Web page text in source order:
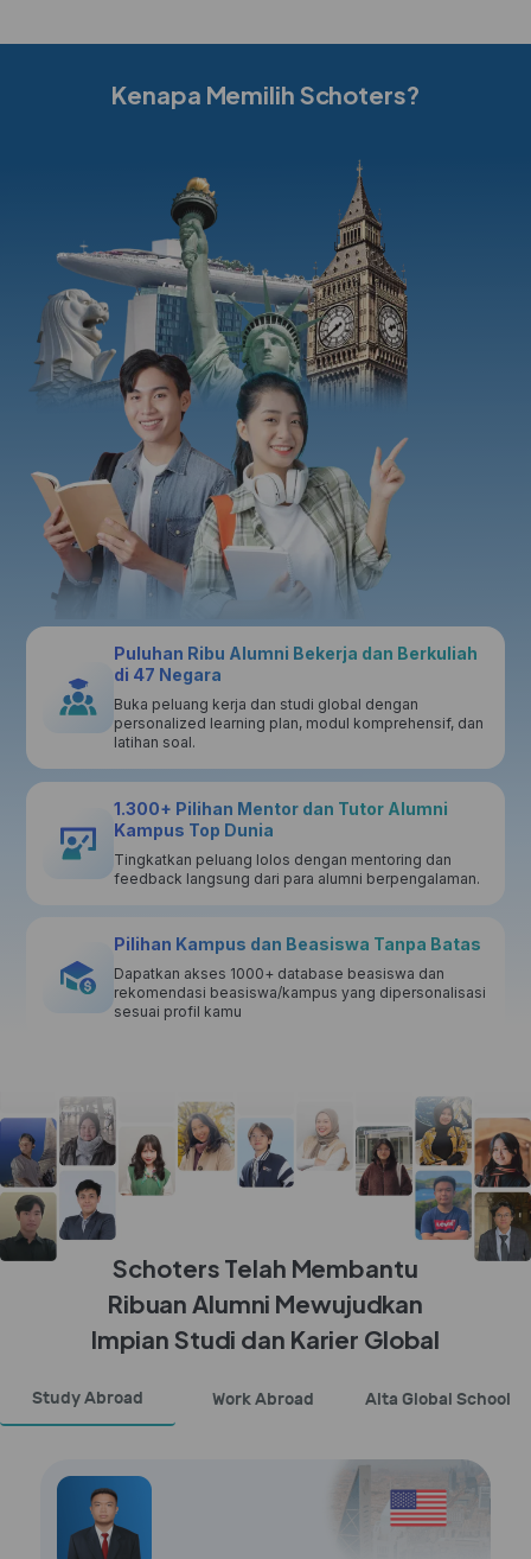
Kenapa Memilih Schoters?
Puluhan Ribu Alumni Bekerja dan Berkuliah
di 47 Negara
Buka peluang kerja dan studi global dengan
personalized learning plan, modul komprehensif, dan
latihan soal.
1.300+ Pilihan Mentor dan Tutor Alumni
Kampus Top Dunia
Tingkatkan peluang lolos dengan mentoring dan
feedback langsung dari para alumni berpengalaman.
Pilihan Kampus dan Beasiswa Tanpa Batas
Dapatkan akses 1000+ database beasiswa dan
rekomendasi beasiswa/kampus yang dipersonalisasi
sesuai profil kamu
Schoters Telah Membantu
Ribuan Alumni Mewujudkan
Impian Studi dan Karier Global
Study Abroad Work Abroad Alta Global School